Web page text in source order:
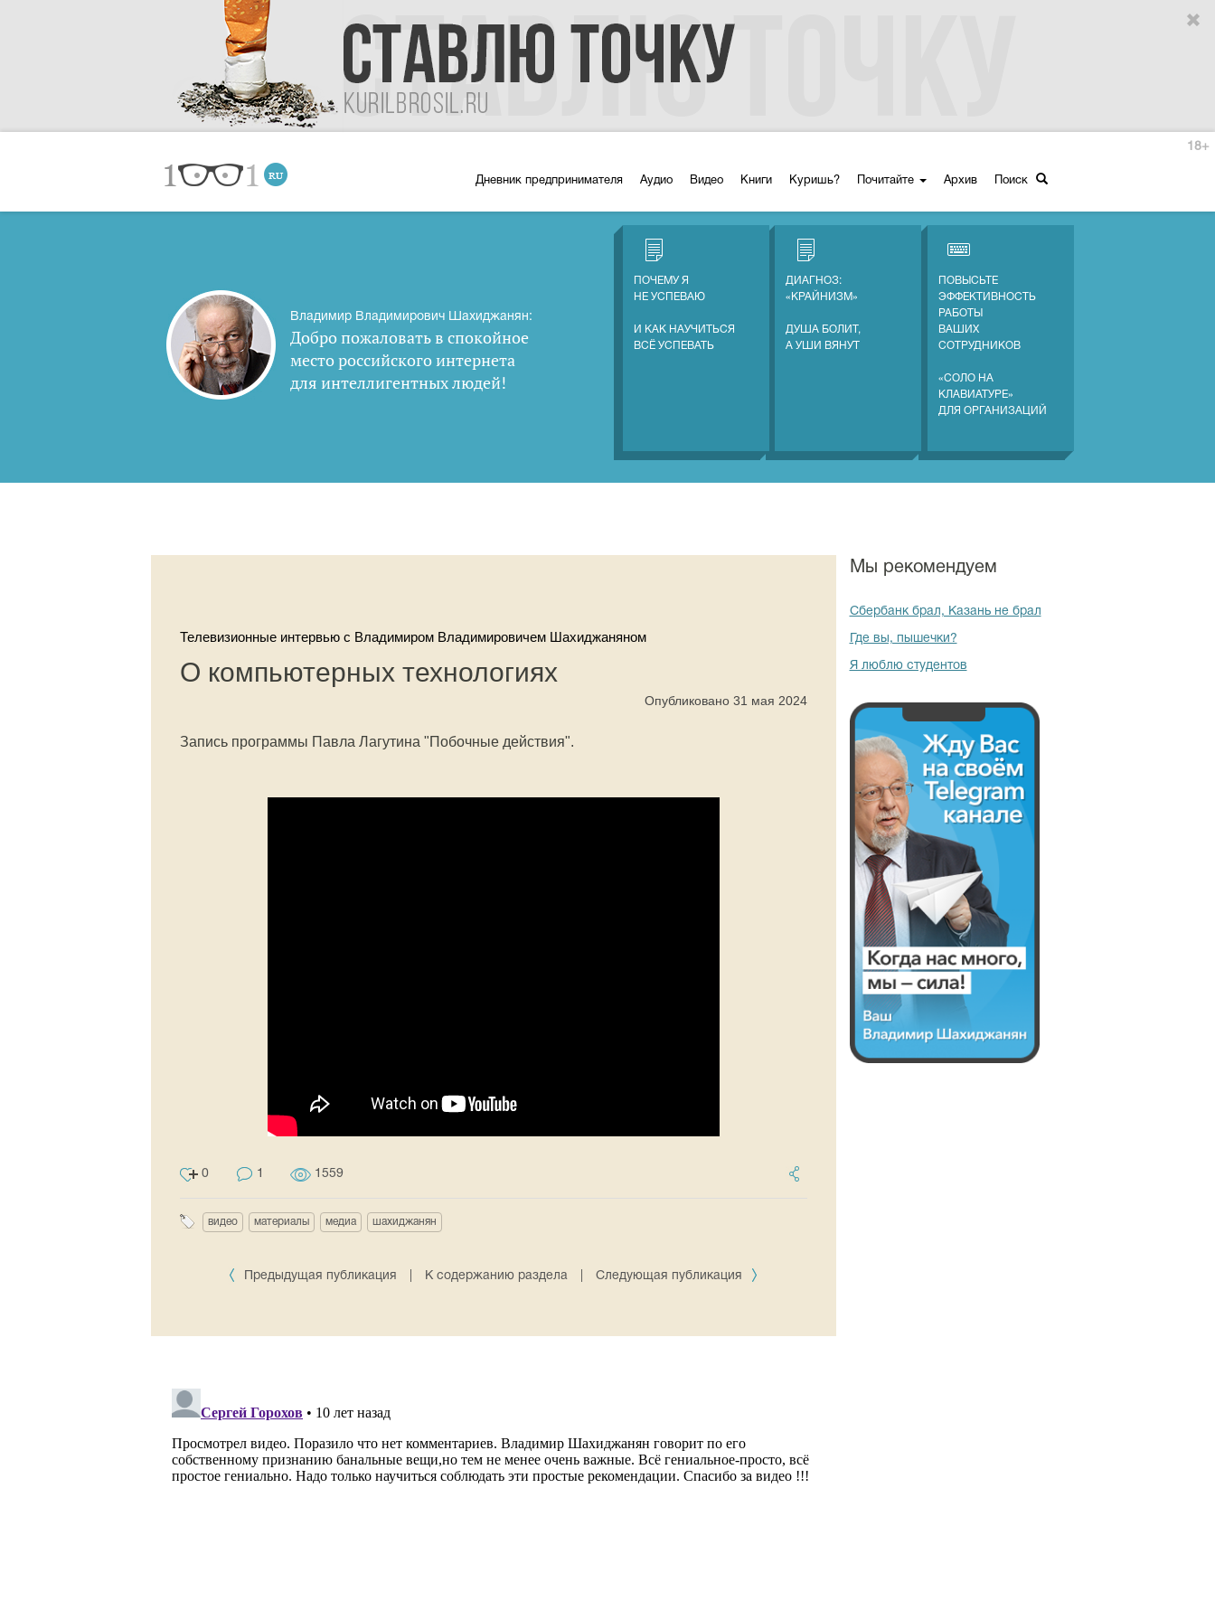
Дневник предпринимателя Аудио Видео Книги Куришь? Почитайте Архив Поиск
18+
Владимир Владимирович Шахиджанян:
Добро пожаловать в спокойное
место российского интернета
для интеллигентных людей!
ПОЧЕМУ Я
НЕ УСПЕВАЮ
И КАК НАУЧИТЬСЯ
ВСЁ УСПЕВАТЬ
ДИАГНОЗ:
«КРАЙНИЗМ»
ДУША БОЛИТ,
А УШИ ВЯНУТ
ПОВЫСЬТЕ
ЭФФЕКТИВНОСТЬ
РАБОТЫ
ВАШИХ
СОТРУДНИКОВ
«СОЛО НА
КЛАВИАТУРЕ»
ДЛЯ ОРГАНИЗАЦИЙ
Телевизионные интервью с Владимиром Владимировичем Шахиджаняном
О компьютерных технологиях
Опубликовано 31 мая 2024
Запись программы Павла Лагутина "Побочные действия".
0 1 1559
видео материалы медиа шахиджанян
Предыдущая публикация К содержанию раздела Следующая публикация
Мы рекомендуем
Сбербанк брал, Казань не брал
Где вы, пышечки?
Я люблю студентов